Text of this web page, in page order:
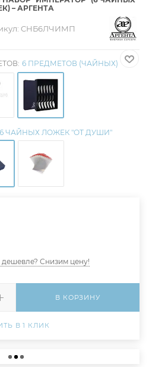
– АРГЕНТА
CНБ6ЛЧИМП
6 ПРЕДМЕТОВ (ЧАЙНЫХ)
ЧАЙНЫХ ЛОЖЕК "ОТ ДУШИ"
Снизим цену!
В КОРЗИНУ
В 1 КЛИК